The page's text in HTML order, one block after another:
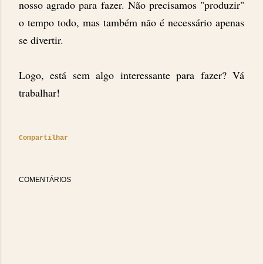
nosso agrado para fazer. Não precisamos "produzir"
o tempo todo, mas também não é necessário apenas
se divertir.
Logo, está sem algo interessante para fazer? Vá
trabalhar!
Compartilhar
COMENTÁRIOS